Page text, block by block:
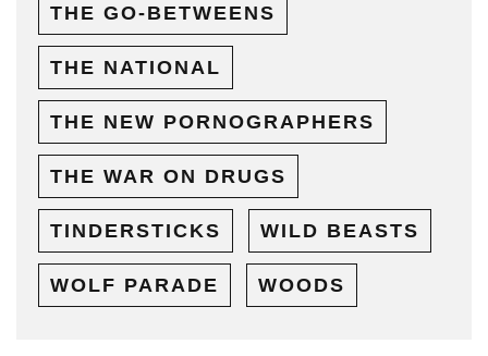
THE GO-BETWEENS
THE NATIONAL
THE NEW PORNOGRAPHERS
THE WAR ON DRUGS
TINDERSTICKS WILD BEASTS
WOLF PARADE WOODS